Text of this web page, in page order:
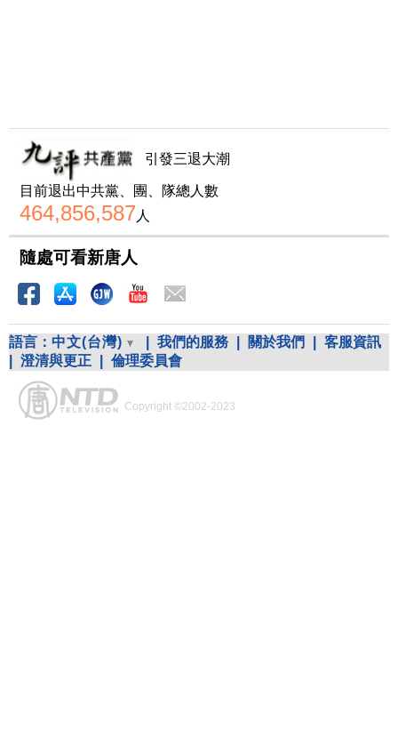
引發三退大潮
目前退出中共黨、團、隊總人數
464,856,587人
隨處可看新唐人
語言： 中文(台灣) 我們的服務 關於我們
客服資訊
澄清與更正 倫理委員會
Copyright ©2002-2023